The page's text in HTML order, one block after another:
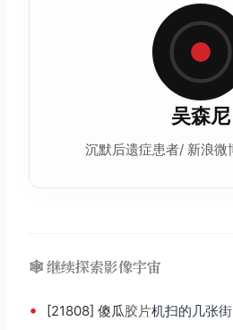
吴森尼
沉默后遗症患者/ 新浪微
🕸️ 继续探索影像宇宙
• [21808] 傻瓜胶片机扫的几张街